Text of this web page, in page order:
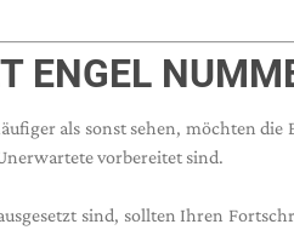
ENGEL
als sonst sehen, möchten
vorbereitet sind.
sind, sollten Ihren